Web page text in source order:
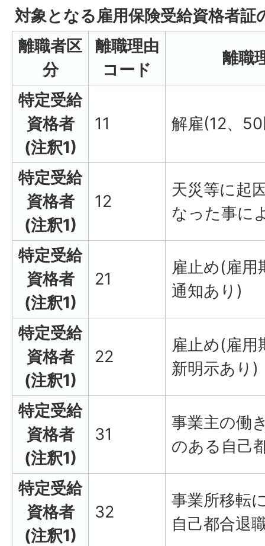
対象となる雇用保険受給資格者証
離職者区
分
離職理由
コード
離職
特定受給
資格者
(注釈1)
11 解雇(12、
特定受給
資格者
(注釈1)
12
天災等に起
なった事に
特定受給
資格者
(注釈1)
21
雇止め(雇用
通知あり)
特定受給
資格者
(注釈1)
22
雇止め(雇用
新明示あり)
特定受給
資格者
(注釈1)
31
事業主の働
のある自己
特定受給
資格者
(注釈1)
32
事業所移転
自己都合退